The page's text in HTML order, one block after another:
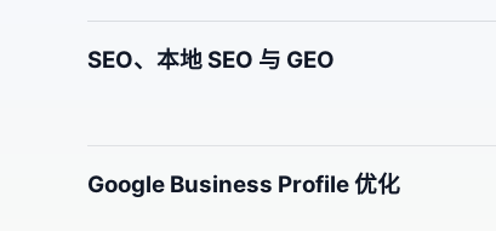
SEO、本地 SEO 与 GEO
Google Business Profile 优化